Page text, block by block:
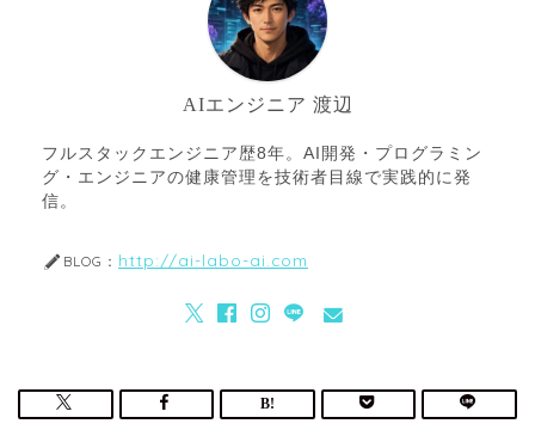
AIエンジニア 渡辺
フルスタックエンジニア歴8年。AI開発・プログラミン
グ・エンジニアの健康管理を技術者目線で実践的に発
信。
BLOG： http://ai-labo-ai.com